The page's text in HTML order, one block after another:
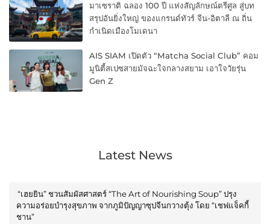
มาเซราติ ฉลอง 100 ปี แห่งสัญลักษณ์ตรีศูล สู่บท
สรุปอันยิ่งใหญ่ ของแกรนด์ทัวร์ จีน-อิตาลี ณ ถิ่น
กำเนิดเมืองโมเดนา
AIS SIAM เปิดตัว “Matcha Social Club” คอม
มูนิตี้สเปซสายมัจฉะใจกลางสยาม เอาใจวัยรุ่น
Gen Z
Latest News
“เฮยยิน” ชวนสัมผัสศาสตร์ “The Art of Nourishing Soup” ปรุง
ความอร่อยบำรุงสุขภาพ จากภูมิปัญญาซุปจีนกวางตุ้ง โดย “เชฟแจ็คกี้
ชาน”